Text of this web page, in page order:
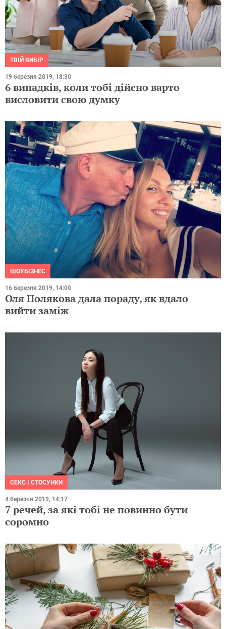
ТВІЙ ВИБІР
19 березня 2019, 18:30
6 випадків, коли тобі дійсно варто
висловити свою думку
ШОУБІЗНЕС
16 березня 2019, 14:00
Оля Полякова дала пораду, як вдало
вийти заміж
СЕКС І СТОСУНКИ
4 березня 2019, 14:17
7 речей, за які тобі не повинно бути
соромно